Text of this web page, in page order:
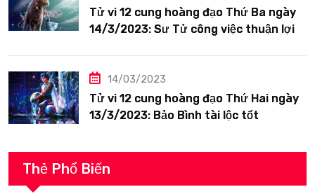
Tử vi 12 cung hoàng đạo Thứ Ba ngày
14/3/2023: Sư Tử công việc thuận lợi
14/03/2023
Tử vi 12 cung hoàng đạo Thứ Hai ngày
13/3/2023: Bảo Bình tài lộc tốt
Thẻ Phổ Biến